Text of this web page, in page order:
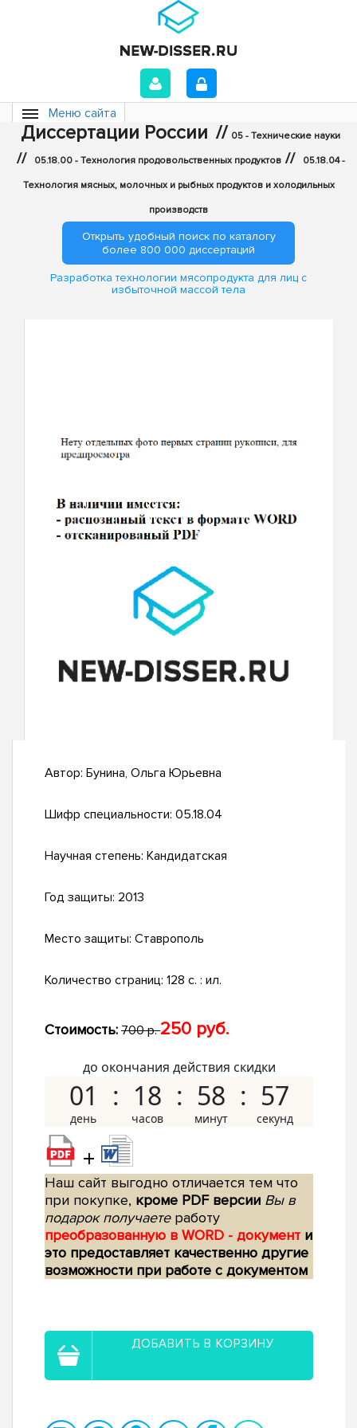
Меню сайта
Диссертации России // 05 - Технические науки
// 05.18.00 - Технология продовольственных продуктов // 05.18.04 -
Технология мясных, молочных и рыбных продуктов и холодильных
производств
Открыть удобный поиск по каталогу
более 800 000 диссертаций
Разработка технологии мясопродукта для лиц с
избыточной массой тела
Автор: Бунина, Ольга Юрьевна
Шифр специальности: 05.18.04
Научная степень: Кандидатская
Год защиты: 2013
Место защиты: Ставрополь
Количество страниц: 128 с. : ил.
Стоимость: 700 р.250 руб.
до окончания действия скидки
01 18 58 56
+
Наш сайт выгодно отличается тем что
при покупке, кроме PDF версии Вы в
подарок получаетеработу
преобразованную в WORD - документ и
это предоставляет качественно другие
возможности при работе с документом
ДОБАВИТЬ В КОРЗИНУ